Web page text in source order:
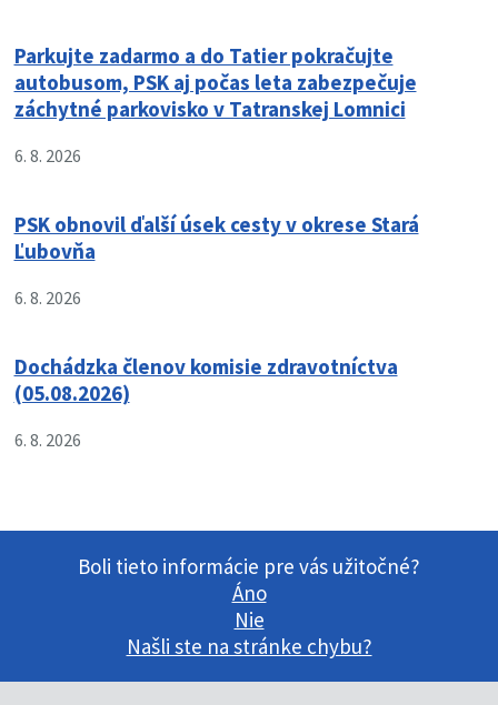
Parkujte zadarmo a do Tatier pokračujte
autobusom, PSK aj počas leta zabezpečuje
záchytné parkovisko v Tatranskej Lomnici
6. 8. 2026
PSK obnovil ďalší úsek cesty v okrese Stará
Ľubovňa
6. 8. 2026
Dochádzka členov komisie zdravotníctva
(05.08.2026)
6. 8. 2026
Boli tieto informácie pre vás užitočné?
Áno
Nie
Našli ste na stránke chybu?